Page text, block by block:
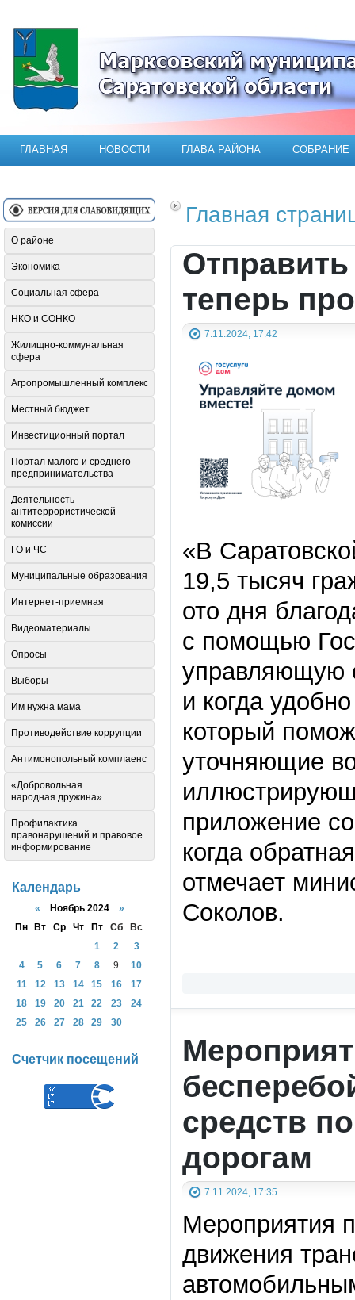
Официальный сайт Марксовского
ГЛАВНАЯ НОВОСТИ ГЛАВА РАЙОНА СОБРАНИЕ
Главная
теперь
7.11.2024, 17:42
«В
19,5 тысяч
ото дня
с помощью
управляющую
и когда
который
уточняющие
приложение
когда
отмечает
Соколов.
средств
дорогам
7.11.2024, 17:35
Мероприятия
движения
О районе
Экономика
Социальная сфера
НКО и СОНКО
Жилищно-коммунальная
сфера
Агропромышленный комплекс
Местный бюджет
Инвестиционный портал
Портал малого и среднего
предпринимательства
Деятельность
антитеррористической
комиссии
ГО и ЧС
Муниципальные образования
Интернет-приемная
Видеоматериалы
Опросы
Выборы
Им нужна мама
Противодействие коррупции
Антимонопольный комплаенс
«Добровольная
народная дружина»
Профилактика
правонарушений и правовое
информирование
Календарь
« Ноябрь 2024 »
Пн
Вт Ср Чт Пт Сб
Вс
1
2
3
4
5 6 7 8 9
10
11
12 13 14 15 16
17
18
19 20 21 22 23
24
25
26 27 28 29 30
Счетчик посещений